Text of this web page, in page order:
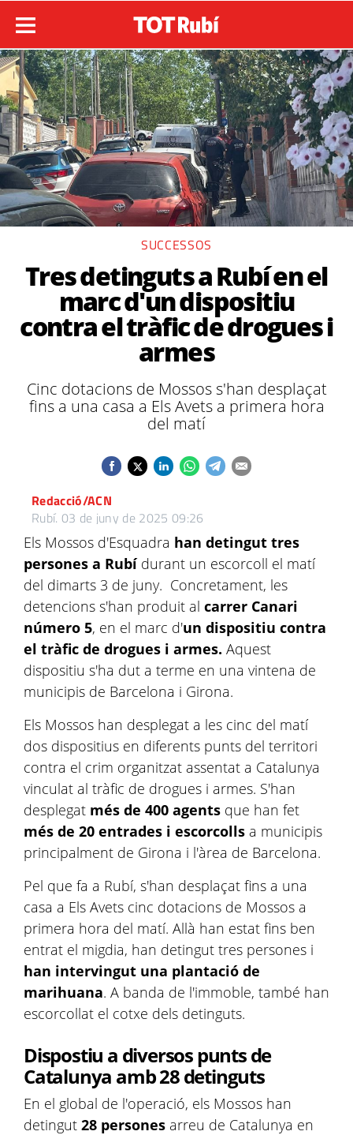
SUCCESSOS
Tres detinguts a Rubí en el
marc d'un dispositiu
contra el tràfic de drogues i
armes
Cinc dotacions de Mossos s'han desplaçat
fins a una casa a Els Avets a primera hora
del matí
Redacció/ACN
Rubí. 03 de juny de 2025 09:26
Els Mossos d'Esquadra han detingut tres
persones a Rubídurant un escorcoll el matí
del dimarts 3 de juny. Concretament, les
detencions s'han produit al carrer Canari
número 5, en el marc d'un dispositiu contra
el tràfic de drogues i armes. Aquest
dispositiu s'ha dut a terme en una vintena de
municipis de Barcelona i Girona.
Els Mossos han desplegat a les cinc del matí
dos dispositius en diferents punts del territori
contra el crim organitzat assentat a Catalunya
vinculat al tràfic de drogues i armes. S'han
desplegat més de 400 agents que han fet
més de 20 entrades i escorcolls a municipis
principalment de Girona i l'àrea de Barcelona.
Pel que fa a Rubí, s'han desplaçat fins a una
casa a Els Avets cinc dotacions de Mossos a
primera hora del matí. Allà han estat fins ben
entrat el migdia, han detingut tres persones i
han intervingut una plantació de
marihuana. A banda de l'immoble, també han
escorcollat el cotxe dels detinguts.
Dispostiu a diversos punts de
Catalunya amb 28 detinguts
En el global de l'operació, els Mossos han
detingut 28 persones arreu de Catalunya en